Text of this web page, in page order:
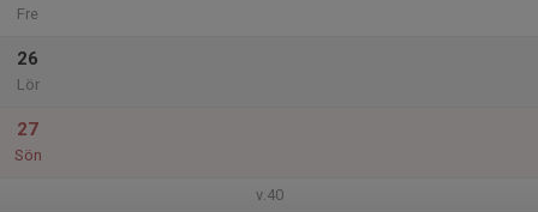
Fre
26
Lör
27
Sön
v.40